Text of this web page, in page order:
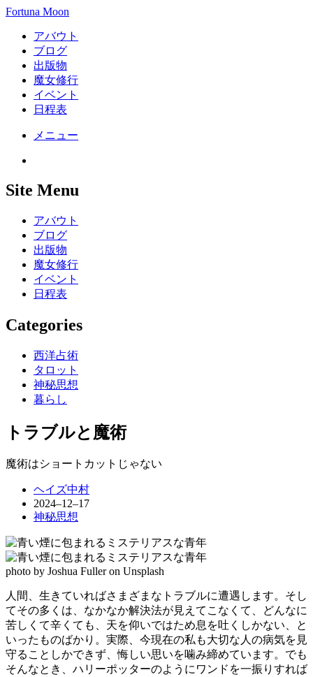
Fortuna Moon
アバウト
ブログ
出版物
魔女修行
イベント
日程表
メニュー
Site Menu
アバウト
ブログ
出版物
魔女修行
イベント
日程表
Categories
西洋占術
タロット
神秘思想
暮らし
トラブルと魔術
魔術はショートカットじゃない
ヘイズ中村
2024–12–17
神秘思想
photo by Joshua Fuller on Unsplash
人間、生きていればさまざまなトラブルに遭遇します。そし
てその多くは、なかなか解決法が見えてこなくて、どんなに
苦しくて辛くても、天を仰いではため息を吐くしかない、と
いったものばかり。実際、今現在の私も大切な人の病気を見
守ることしかできず、悔しい思いを噛み締めています。でも
そんなとき、ハリーポッターのようにワンドを一振りすれば